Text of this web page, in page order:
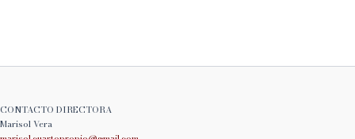
CONTACTO DIRECTORA
Marisol Vera